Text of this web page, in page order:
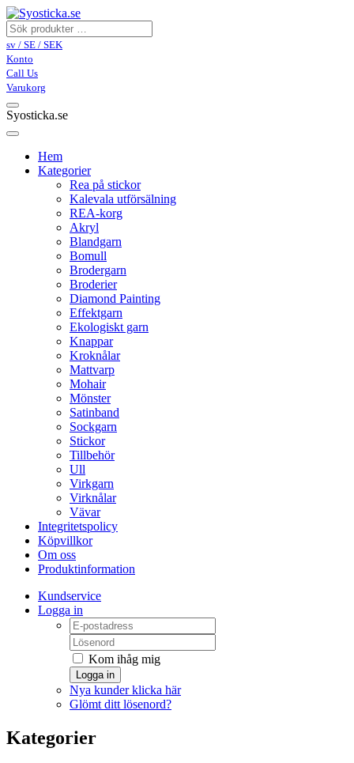
sv / SE / SEK
Konto
Call Us
Varukorg
Syosticka.se
Hem
Kategorier
Rea på stickor
Kalevala utförsälning
REA-korg
Akryl
Blandgarn
Bomull
Brodergarn
Broderier
Diamond Painting
Effektgarn
Ekologiskt garn
Knappar
Kroknålar
Mattvarp
Mohair
Mönster
Satinband
Sockgarn
Stickor
Tillbehör
Ull
Virkgarn
Virknålar
Vävar
Integritetspolicy
Köpvillkor
Om oss
Produktinformation
Kundservice
Logga in
Kom ihåg mig
Logga in
Nya kunder klicka här
Glömt ditt lösenord?
Kategorier